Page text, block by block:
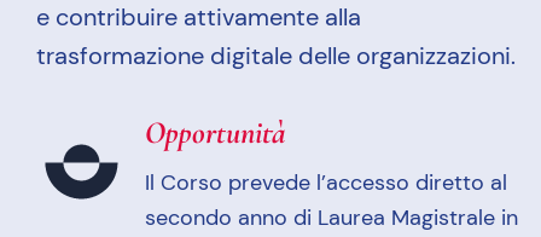
e contribuire attivamente alla
trasformazione digitale delle organizzazioni.
Opportunità
Il Corso prevede l’accesso diretto al
secondo anno di Laurea Magistrale in